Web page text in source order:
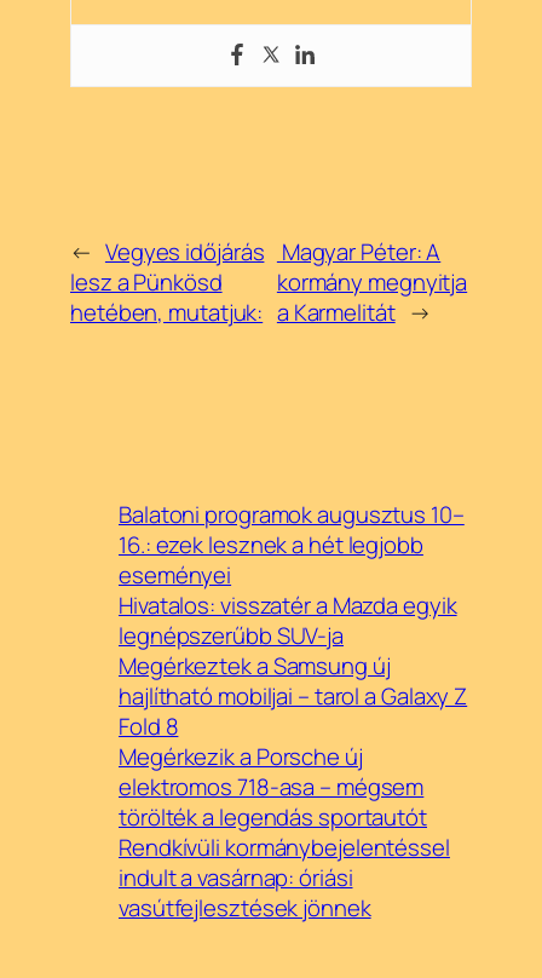
← Vegyes időjárás
lesz a Pünkösd
hetében, mutatjuk:
Magyar Péter: A
kormány megnyitja
a Karmelitát →
Balatoni programok augusztus 10–
16.: ezek lesznek a hét legjobb
eseményei
Hivatalos: visszatér a Mazda egyik
legnépszerűbb SUV-ja
Megérkeztek a Samsung új
hajlítható mobiljai – tarol a Galaxy Z
Fold 8
Megérkezik a Porsche új
elektromos 718-asa – mégsem
törölték a legendás sportautót
Rendkívüli kormánybejelentéssel
indult a vasárnap: óriási
vasútfejlesztések jönnek